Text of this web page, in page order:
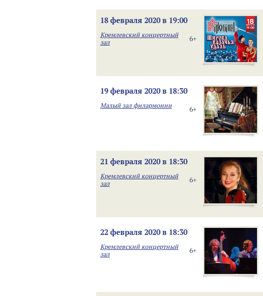
18 февраля 2020 в 19:00
6+
Кремлевский концертный
зал
19 февраля 2020 в 18:30
6+
Малый зал филармонии
21 февраля 2020 в 18:30
6+
Кремлевский концертный
зал
22 февраля 2020 в 18:30
6+
Кремлевский концертный
зал